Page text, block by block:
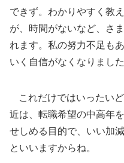
できず。わかりやすく教
が、時間がないなど、さ
れます。私の努力不足も
いく自信がなくなりました
これだけではいったい
近は、転職希望の中高年
せしめる目的で、いい加
といいますからね。